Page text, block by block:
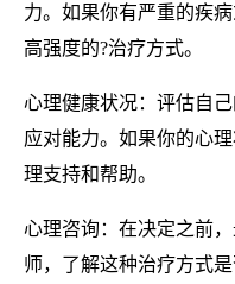
力。如果你有严重的疾
高强度的?治疗方式。
心理健康状况：评估自
应对能力。如果你的心
理支持和帮助。
心理咨询：在决定之前
师，了解这种治疗方式